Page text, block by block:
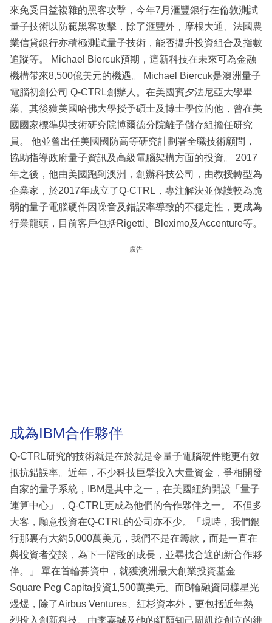
來免受日益複雜的黑客攻擊，今年7月滙豐銀行在倫敦測試
量子技術以防範黑客攻擊，除了滙豐外，摩根大通、法國農
業信貸銀行亦積極測試量子技術，能否提升投資組合及指數
追蹤等。 Michael Biercuk預期，這新科技在未來可為金融
機構帶來8,500億美元的機遇。 Michael Biercuk是澳洲量子
電腦初創公司 Q-CTRL創辦人。在美國賓夕法尼亞大學畢
業、其後獲美國哈佛大學授予碩士及博士學位的他，曾在美
國國家標準與技術研究院博爾德分院離子儲存組擔任研究
員。 他並曾出任美國國防高等研究計劃署全職技術顧問，
協助指導政府量子資訊及高級電腦架構方面的投資。 2017
年之後，他由美國跑到澳洲，創辦科技公司，由教授轉型為
企業家，於2017年成立了Q-CTRL，專注解決並保護較為脆
弱的量子電腦硬件因噪音及錯誤率導致的不穩定性，更成為
行業龍頭，目前客戶包括Rigetti、Bleximo及Accenture等。
廣告
成為IBM合作夥伴
Q-CTRL研究的技術就是在於就是令量子電腦硬件能更有效
抵抗錯誤率。近年，不少科技巨擘投入大量資金，爭相開發
自家的量子系統，IBM是其中之一，在美國紐約開設「量子
運算中心」，Q-CTRL更成為他們的合作夥伴之一。 不但多
大客，願意投資在Q-CTRL的公司亦不少。「現時，我們銀
行那裏有大約5,000萬美元，我們不是在籌款，而是一直在
與投資者交談，為下一階段的成長，並尋找合適的新合作夥
伴。」 單在首輪募資中，就獲澳洲最大創業投資基金
Square Peg Capita投資1,500萬美元。而B輪融資同樣星光
煜煜，除了Airbus Ventures、紅杉資本外，更包括近年熱
烈投入創新科技、由李嘉誠及他的紅顏知己周凱旋創立的維